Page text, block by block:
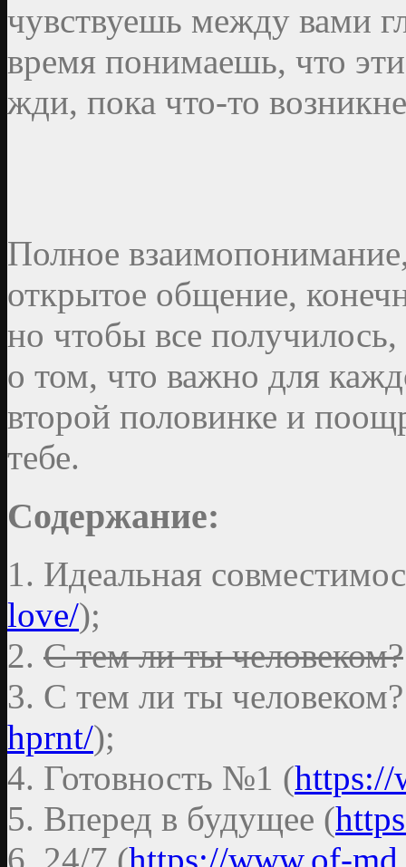
чувствуешь между вами
время понимаешь, что
жди, пока что-то
Полное
открытое общение,
но чтобы все
о том, что важно для
второй половинке и
тебе.
Содержание:
1. Идеальная
love/);
2. С тем ли ты человеком?
3. С тем ли ты
hprnt/);
4. Готовность №1 (https://
5. Вперед в будущее (